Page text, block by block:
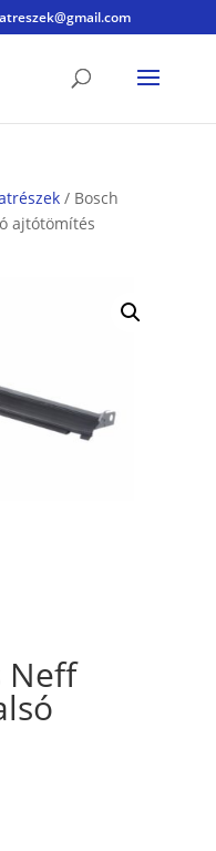
/ Bosch
ajtótömítés
Neff